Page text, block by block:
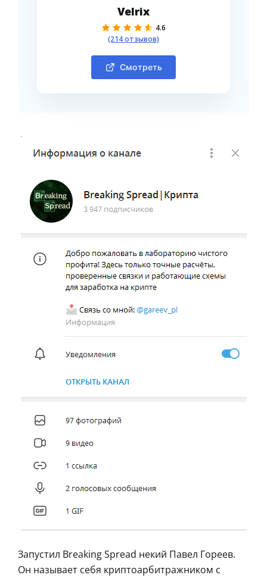
Velrix
4.6
(214 отзывов)
Смотреть
Запустил Breaking Spread некий Павел Гореев.
Он называет себя криптоарбитражником с